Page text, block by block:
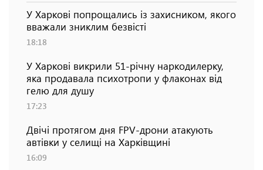
У Харкові попрощались із захисником, якого
вважали зниклим безвісті
18:18
У Харкові викрили 51-річну наркодилерку,
яка продавала психотропи у флаконах від
гелю для душу
17:23
Двічі протягом дня FPV-дрони атакують
автівки у селищі на Харківщині
16:09